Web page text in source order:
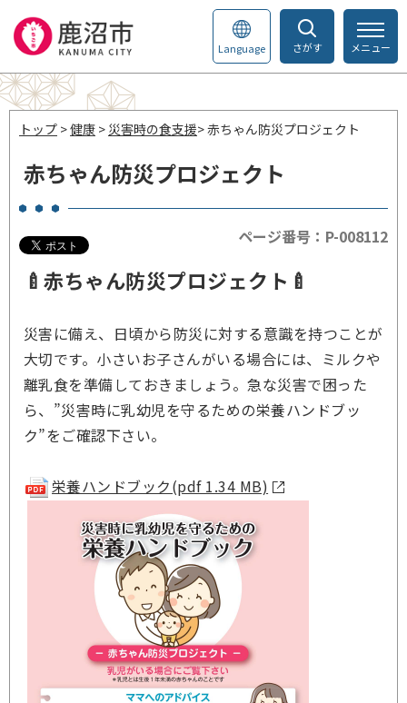
さがす
Language メニュー
トップ >健康 > 災害時の食支援> 赤ちゃん防災プロジェクト
赤ちゃん防災プロジェクト
ページ番号：P-008112
🍼赤ちゃん防災プロジェクト🍼
災害に備え、日頃から防災に対する意識を持つことが
大切です。小さいお子さんがいる場合には、ミルクや
離乳食を準備しておきましょう。急な災害で困った
ら、”災害時に乳幼児を守るための栄養ハンドブッ
ク”をご確認下さい。
栄養ハンドブック(pdf 1.34 MB)